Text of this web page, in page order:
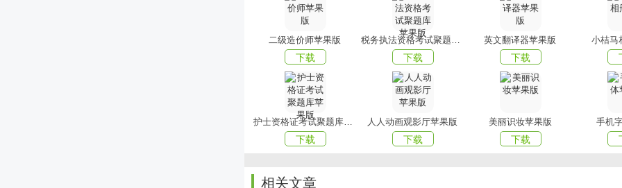
二级造价师苹果版
下载
税务执法资格考试聚题库苹果版
下载
英文翻译器苹果版
下载
小桔马
护士资格证考试聚题库苹果版
下载
人人动画观影厅苹果版
下载
美丽识妆苹果版
下载
手机
相关文章